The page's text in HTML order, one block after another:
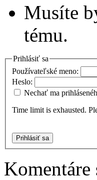
Musíte
tému.
Prihlásiť sa
Používateľské meno:
Heslo:
Nechať ma
Time limit is exhausted.
Prihlásiť sa
Komentáre